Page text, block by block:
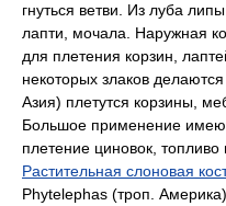
гнуться ветви. Из луба
лапти, мочала. Наружная
для плетения корзин,
некоторых злаков
Азия) плетутся корзины,
Большое применение
плетение циновок, топливо
Растительная слоновая
Phytelephas (троп.